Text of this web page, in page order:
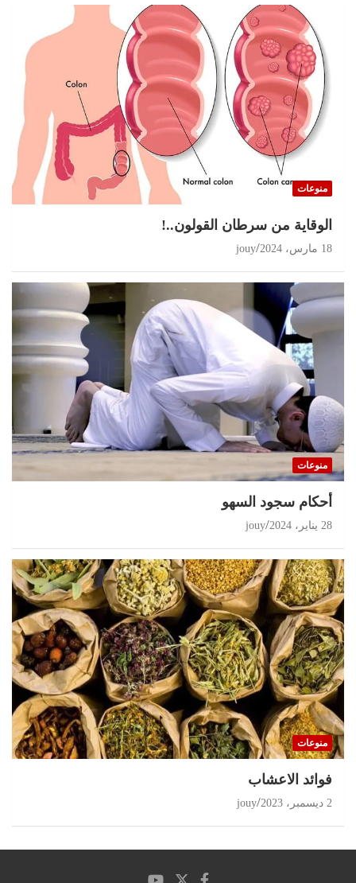
منوعات
الوقاية من سرطان القولون..!
18 مارس، 2024 jouy
منوعات
أحكام سجود السهو
28 يناير، 2024 jouy
منوعات
‏فوائد الاعشاب
2 ديسمبر، 2023 jouy